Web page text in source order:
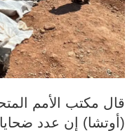
قال مكتب الأمم
(أوتشا) إن عدد